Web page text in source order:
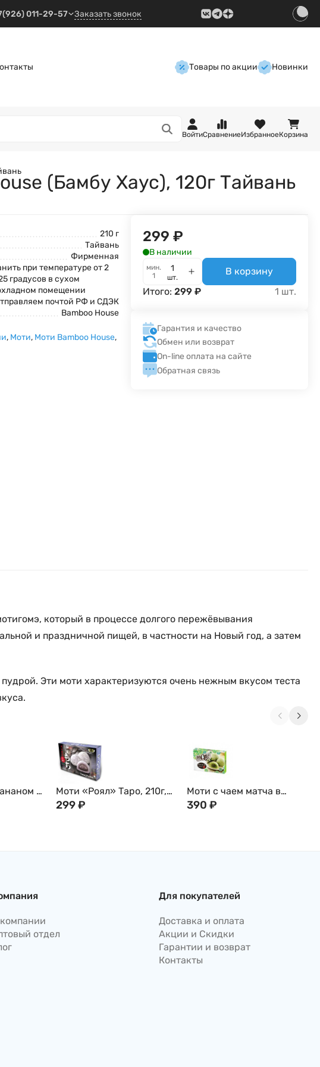
011-29-57 Заказать звонок
Товары по акции Новинки
ВойтиСравнениеИзбранноеКорзина
(Бамбу Хаус), 120г Тайвань
210 г
Тайвань
Фирменная
при температуре от 2
градусов в сухом
помещении
почтой РФ и СДЭК
Bamboo House
, Моти, Моти Bamboo House,
299 ₽
В наличии
мин.
1
шт.
В корзину
Итого:299 ₽ 1 шт.
Гарантия и качество
Обмен или возврат
On-line оплата на сайте
Обратная связь
который в процессе долгого пережёвывания
и праздничной пищей, в частности на Новый год, а затем
Эти моти характеризуются очень нежным вкусом теста
и
Моти «Роял» Таро, 210г,
Тайвань
299₽
Моти с чаем матча в
японском стиле, 210г,
390 ₽
отдел
Для покупателей
Доставка и оплата
Акции и Скидки
Гарантии и возврат
Контакты